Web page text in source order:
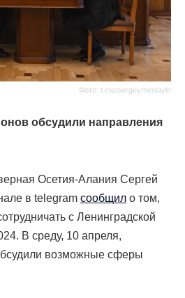
Фото: t.me/sergeymeniaylo
обсудили направления
Осетия-Алания Сергей
в telegram сообщил о том,
с Ленинградской
В среду, 10 апреля,
возможные сферы